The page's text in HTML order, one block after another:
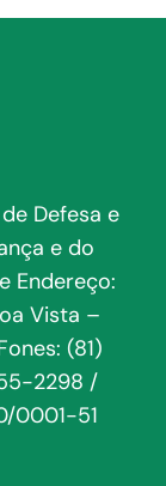
Defesa e
e do
Endereço:
Vista –
(81)
2298 /
0001-51